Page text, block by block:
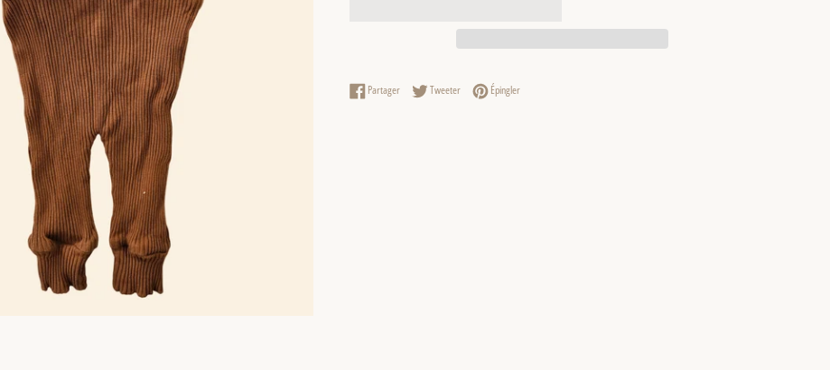
PartagerPartager sur Facebook
TweeterTweeter sur Twitter
ÉpinglerÉpingler sur Pinterest